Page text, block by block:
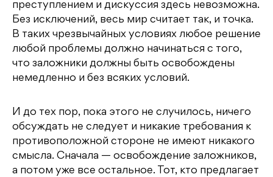
преступлением и дискуссия здесь невозможна.
Без исключений, весь мир считает так, и точка.
В таких чрезвычайных условиях любое решение
любой проблемы должно начинаться с того,
что заложники должны быть освобождены
немедленно и без всяких условий.
И до тех пор, пока этого не случилось, ничего
обсуждать не следует и никакие требования к
противоположной стороне не имеют никакого
смысла. Сначала — освобождение заложников,
а потом уже все остальное. Тот, кто предлагает